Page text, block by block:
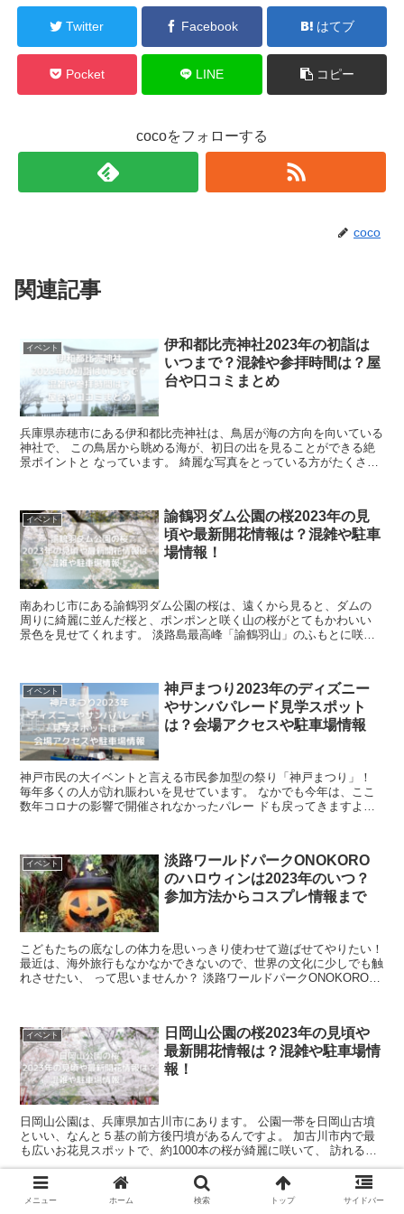
Twitter Facebook はてブ
Pocket LINE コピー
cocoをフォローする
coco
関連記事
イベント
伊和都比売神社2023年の初詣は
いつまで？混雑や参拝時間は？屋
台や口コミまとめ
兵庫県赤穂市にある伊和都比売神社は、鳥居が海の方向を向いている
神社で、 この鳥居から眺める海が、初日の出を見ることができる絶
景ポイントと なっています。 綺麗な写真をとっている方がたくさん
イベント
諭鶴羽ダム公園の桜2023年の見
頃や最新開花情報は？混雑や駐車
場情報！
南あわじ市にある諭鶴羽ダム公園の桜は、遠くから見ると、ダムの
周りに綺麗に並んだ桜と、ポンポンと咲く山の桜がとてもかわいい
景色を見せてくれます。 淡路島最高峰「諭鶴羽山」のふもとに咲く
イベント
神戸まつり2023年のディズニー
やサンバパレード見学スポット
は？会場アクセスや駐車場情報
神戸市民の大イベントと言える市民参加型の祭り「神戸まつり」！
毎年多くの人が訪れ賑わいを見せています。 なかでも今年は、ここ
数年コロナの影響で開催されなかったパレー ドも戻ってきますよ。
イベント
淡路ワールドパークONOKORO
のハロウィンは2023年のいつ？
参加方法からコスプレ情報まで
こどもたちの底なしの体力を思いっきり使わせて遊ばせてやりたい！
最近は、海外旅行もなかなかできないので、世界の文化に少しでも触
れさせたい、 って思いませんか？ 淡路ワールドパークONOKOROは
イベント
日岡山公園の桜2023年の見頃や
最新開花情報は？混雑や駐車場情
報！
日岡山公園は、兵庫県加古川市にあります。 公園一帯を日岡山古墳
といい、なんと５基の前方後円墳があるんですよ。 加古川市内で最
も広いお花見スポットで、約1000本の桜が綺麗に咲いて、 訪れる人
を楽しませてくれます。 夜には...
みっきぃ夏祭り花火大会2023年
メニュー ホーム 検索 トップ サイドバー